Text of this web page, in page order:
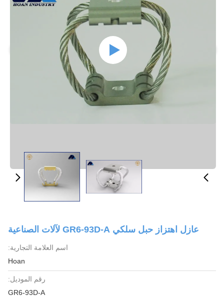
عازل اهتزاز حبل سلكي GR6-93D-A لآلات الصناعية
اسم العلامة التجارية:
Hoan
رقم الموديل:
GR6-93D-A